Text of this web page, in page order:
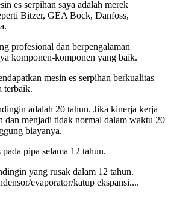
es serpihan saya adalah merek
Bitzer, GEA Bock, Danfoss,
profesional dan berpengalaman
komponen-komponen yang baik.
mesin es serpihan berkualitas
terbaik.
adalah 20 tahun. Jika kinerja kerja
dan menjadi tidak normal dalam waktu 20
biayanya.
pipa selama 12 tahun.
yang rusak dalam 12 tahun.
evaporator/katup ekspansi....